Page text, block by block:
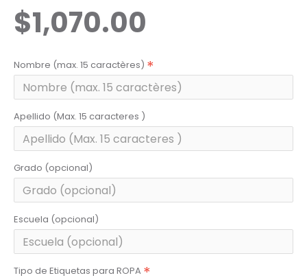
$1,070.00
Nombre (max. 15 caractères)
Apellido (Max. 15 caracteres )
Grado (opcional)
Escuela (opcional)
Tipo de Etiquetas para ROPA